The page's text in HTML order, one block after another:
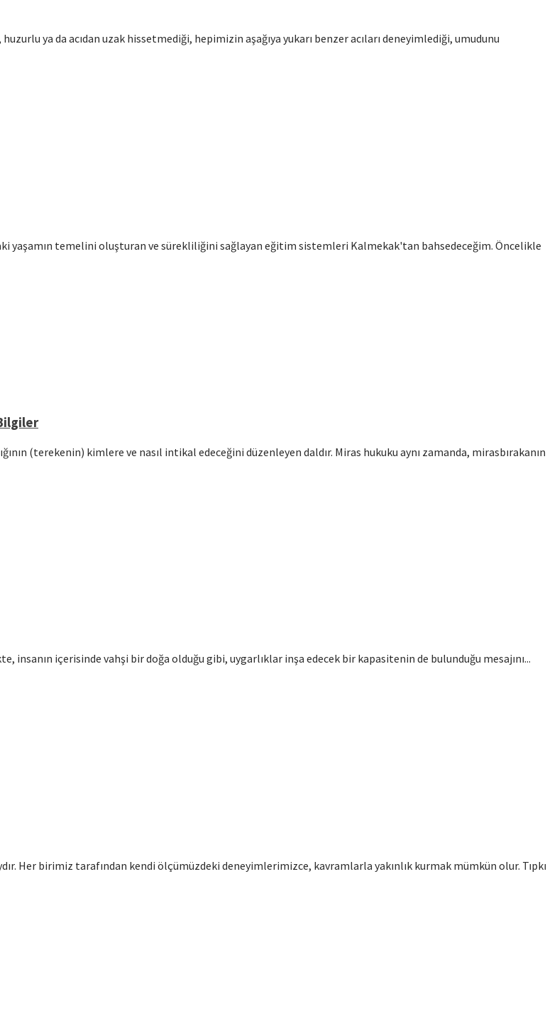
ya da acıdan uzak hissetmediği, hepimizin aşağıya yukarı benzer acıları deneyimlediği, umudunu
yaşamın temelini oluşturan ve sürekliliğini sağlayan eğitim sistemleri Kalmekak'tan bahsedeceğim. Öncelikle
(terekenin) kimlere ve nasıl intikal edeceğini düzenleyen daldır. Miras hukuku aynı zamanda, mirasbırakanın
içerisinde vahşi bir doğa olduğu gibi, uygarlıklar inşa edecek bir kapasitenin de bulunduğu mesajını...
Her birimiz tarafından kendi ölçümüzdeki deneyimlerimizce, kavramlarla yakınlık kurmak mümkün olur. Tıpkı